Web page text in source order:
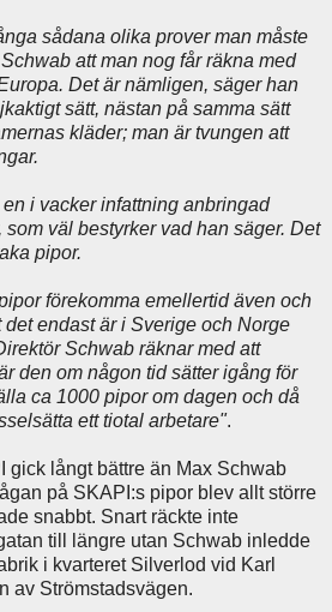
sådana olika prover man måste
att man nog får räkna med
Det är nämligen, säger han
sätt, nästan på samma sätt
kläder; man är tvungen att
i vacker infattning anbringad
väl bestyrker vad han säger. Det
pipor.
förekomma emellertid även och
endast är i Sverige och Norge
Schwab räknar med att
den om någon tid sätter igång för
ca 1000 pipor om dagen och då
ett tiotal arbetare".
gick långt bättre än Max Schwab
på SKAPI:s pipor blev allt större
snabbt. Snart räckte inte
till längre utan Schwab inledde
i kvarteret Silverlod vid Karl
av Strömstadsvägen.